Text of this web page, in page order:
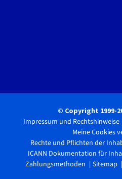
© Copyright 1999-
Impressum und Rechtshinweise
Meine Cookies
Rechte und Pflichten der
ICANN Dokumentation für
Zahlungsmethoden
Sitemap